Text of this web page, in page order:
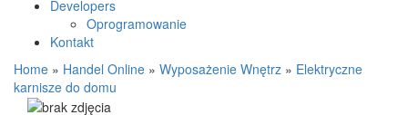
Developers
Oprogramowanie
Kontakt
Home » Handel Online » Wyposażenie Wnętrz » Elektryczne
karnisze do domu